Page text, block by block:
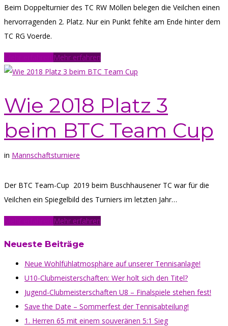
Beim Doppelturnier des TC RW Möllen belegen die Veilchen einen
hervorragenden 2. Platz. Nur ein Punkt fehlte am Ende hinter dem
TC RG Voerde.
Mehr erfahren
Wie 2018 Platz 3
beim BTC Team Cup
in Mannschaftsturniere
Der BTC Team-Cup 2019 beim Buschhausener TC war für die
Veilchen ein Spiegelbild des Turniers im letzten Jahr…
Mehr erfahren
Neueste Beiträge
Neue Wohlfühlatmosphäre auf unserer Tennisanlage!
U10-Clubmeisterschaften: Wer holt sich den Titel?
Jugend-Clubmeisterschaften U8 – Finalspiele stehen fest!
Save the Date – Sommerfest der Tennisabteilung!
1. Herren 65 mit einem souveränen 5:1 Sieg